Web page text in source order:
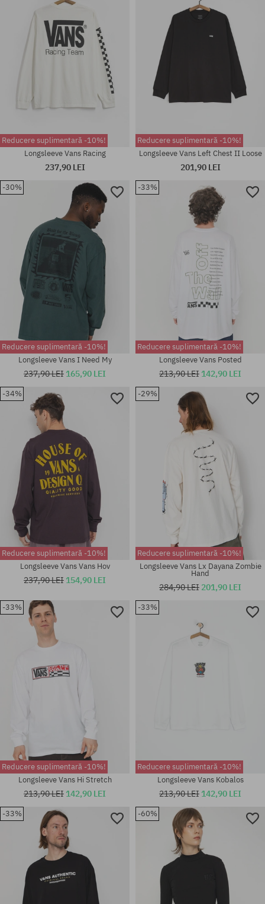
Mărimi existente:
Mărimi existente:
Reducere suplimentară -10%!
Longsleeve Vans Racing
237,90 LEI
Mărimi existente:
Reducere suplimentară -10%!
Longsleeve Vans Left Chest II Loose
201,90 LEI
-30%
Mărimi existente:
Reducere suplimentară -10%!
Longsleeve Vans I Need My
237,90 LEI 165,90 LEI
-33%
Reducere suplimentară -10%!
Longsleeve Vans Posted
213,90 LEI 142,90 LEI
-34%
Mărimi existente:
Reducere suplimentară -10%!
Longsleeve Vans Vans Hov
237,90 LEI 154,90 LEI
-29%
Mărimi existente:
Reducere suplimentară -10%!
Longsleeve Vans Lx Dayana Zombie
Hand
284,90 LEI 201,90 LEI
-33%
Reducere suplimentară -10%!
Longsleeve Vans Hi Stretch
213,90 LEI 142,90 LEI
-33%
Reducere suplimentară -10%!
Longsleeve Vans Kobalos
213,90 LEI 142,90 LEI
-33% -60%